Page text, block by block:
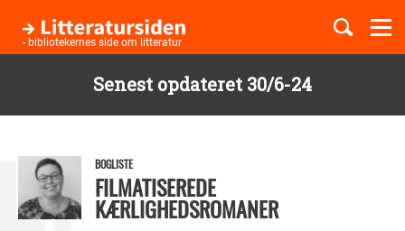
Senest opdateret 30/6-24
hovedindhold
- bibliotekernes side om litteratur
Børnebøger
BOGLISTE
FILMATISEREDE
KÆRLIGHEDSROMANER